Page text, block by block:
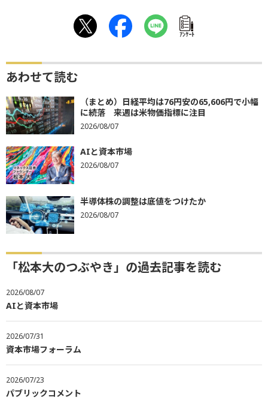
ｱﾝｹｰﾄ
あわせて読む
（まとめ）日経平均は76円安の65,606円で小幅
に続落 来週は米物価指標に注目
2026/08/07
AIと資本市場
2026/08/07
半導体株の調整は底値をつけたか
2026/08/07
「松本大のつぶやき」の過去記事を読む
2026/08/07
AIと資本市場
2026/07/31
資本市場フォーラム
2026/07/23
パブリックコメント